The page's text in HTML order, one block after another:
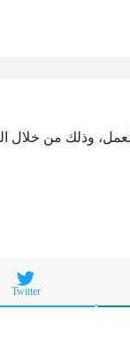
وذلك من خلال
Twitter